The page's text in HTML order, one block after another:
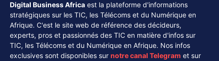
Digital Business Africa est la plateforme d'informations
stratégiques sur les TIC, les Télécoms et du Numérique en
Afrique. C'est le site web de référence des décideurs,
experts, pros et passionnés des TIC en matière d'infos sur
TIC, les Télécoms et du Numérique en Afrique. Nos infos
exclusives sont disponibles sur notre canal Telegram et sur